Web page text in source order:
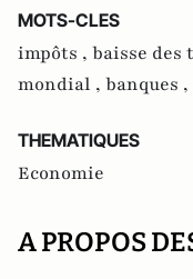
MOTS-CLES
impôts , baisse des
mondial , banques ,
THEMATIQUES
Economie
A PROPOS